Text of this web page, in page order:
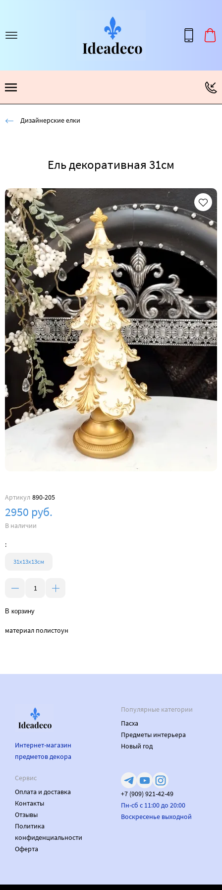
Дизайнерские елки
Ель декоративная 31см
Артикул 890-205
2950 руб.
В наличии
:
31х13х13см
В корзину
материал полистоун
Интернет-магазин
предметов декора
Популярные категории
Пасха
Предметы интерьера
Новый год
Сервис
Оплата и доставка
Контакты
Отзывы
Политика
конфиденциальности
Оферта
+7 (909) 921-42-49
Пн-сб с 11:00 до 20:00
Воскресенье выходной